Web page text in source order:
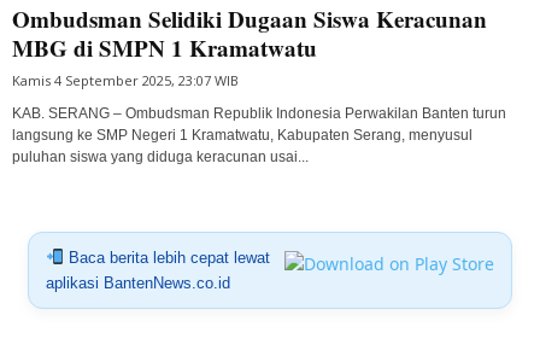
Ombudsman Selidiki Dugaan Siswa Keracunan
MBG di SMPN 1 Kramatwatu
Kamis 4 September 2025, 23:07 WIB
KAB. SERANG – Ombudsman Republik Indonesia Perwakilan Banten turun
langsung ke SMP Negeri 1 Kramatwatu, Kabupaten Serang, menyusul
puluhan siswa yang diduga keracunan usai...
Baca berita lebih cepat lewat
aplikasi BantenNews.co.id